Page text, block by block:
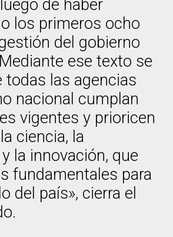
de haber
los primeros ocho
del gobierno
ese texto se
todas las agencias
nacional cumplan
vigentes y prioricen
ciencia, la
la innovación, que
fundamentales para
del país», cierra el